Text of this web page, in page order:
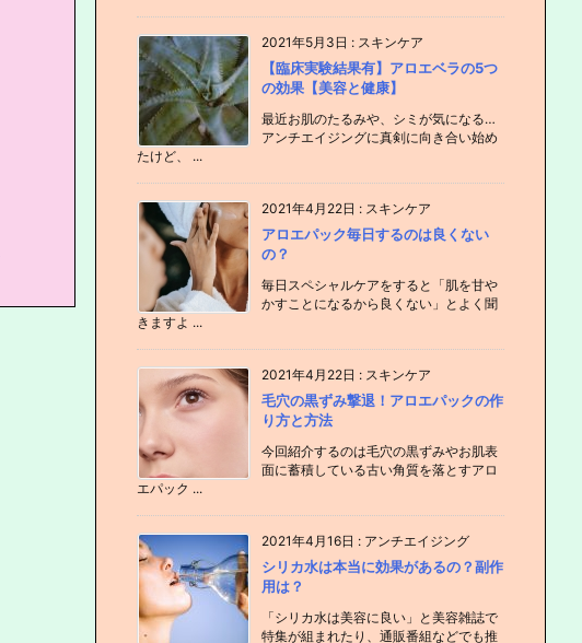
2021年5月3日 : スキンケア
【臨床実験結果有】アロエベラの5つ
の効果【美容と健康】
最近お肌のたるみや、シミが気になる…
アンチエイジングに真剣に向き合い始め
たけど、 ...
2021年4月22日 : スキンケア
アロエパック毎日するのは良くない
の？
毎日スペシャルケアをすると「肌を甘や
かすことになるから良くない」とよく聞
きますよ ...
2021年4月22日 : スキンケア
毛穴の黒ずみ撃退！アロエパックの作
り方と方法
今回紹介するのは毛穴の黒ずみやお肌表
面に蓄積している古い角質を落とすアロ
エパック ...
2021年4月16日 : アンチエイジング
シリカ水は本当に効果があるの？副作
用は？
「シリカ水は美容に良い」と美容雑誌で
特集が組まれたり、通販番組などでも推